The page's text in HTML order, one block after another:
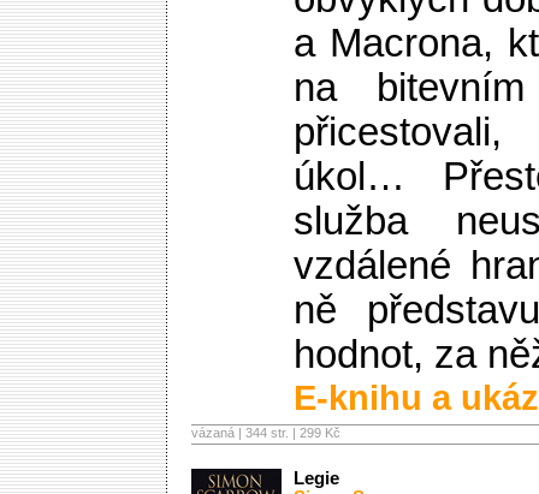
a Macrona,
na
úkol…
služba
vzdálené
ně
hodnot, za
E-knihu a
vázaná | 344 str. | 299 Kč
Legie